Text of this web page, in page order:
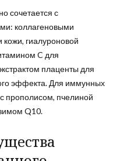
сочетается с
коллагеновыми
кожи, гиалуроновой
C для
плаценты для
эффекта. Для иммунных
прополисом, пчелиной
Q10.